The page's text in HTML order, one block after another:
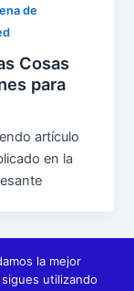
de
Cosas
para
artículo
en la
34 … 36
la mejor
utilizando